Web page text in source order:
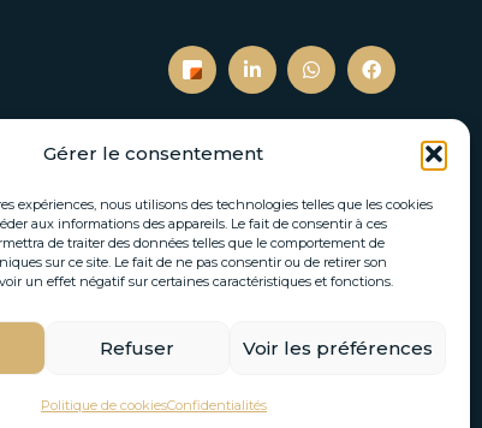
Gérer le consentement
expériences, nous utilisons des technologies telles que les cookies
aux informations des appareils. Le fait de consentir à ces
de traiter des données telles que le comportement de
sur ce site. Le fait de ne pas consentir ou de retirer son
un effet négatif sur certaines caractéristiques et fonctions.
Refuser Voir les préférences
Politique de cookiesConfidentialités
à notre newsletter
et actualités directement par
email.
S'INSCRIRE